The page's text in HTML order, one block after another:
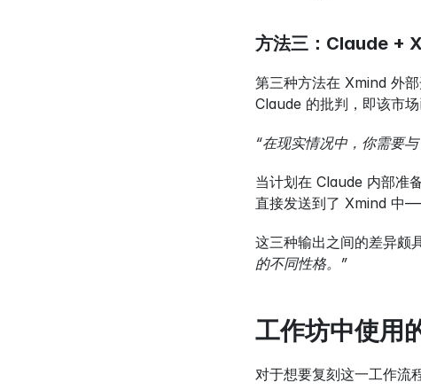
方法三：Claude +
第三种方法在 Xmind 外
Claude 的批判，即该市
“在现实情况中，你需要
当计划在 Claude 内部准
直接发送到了 Xmind 中
这三种输出之间的差异颇
的不同性格。”
工作坊中使用
对于想要复刻这一工作流